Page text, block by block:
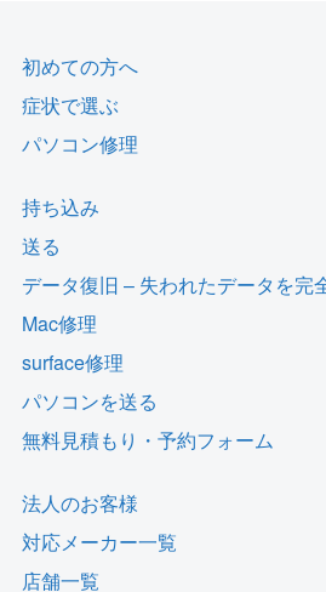
初めての方へ
症状で選ぶ
パソコン修理
持ち込み
送る
データ復旧 – 失われたデータを完
Mac修理
surface修理
パソコンを送る
無料見積もり・予約フォーム
法人のお客様
対応メーカー一覧
店舗一覧